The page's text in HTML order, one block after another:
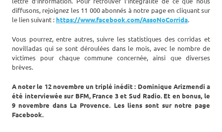
diffusons, rejoignez les 11 000 abonnés à notre page en cliquant sur
le lien suivant : https://www.facebook.com/AssoNoCorrida.
Vous pourrez, entre autres, suivre les statistiques des corridas et
novilladas qui se sont déroulées dans le mois, avec le nombre de
victimes pour chaque commune concernée, ainsi que diverses
brèves.
A noter le 12 novembre un triplé inédit : Dominique Arizmendi a
été interviewée sur BFM, France 3 et Sud Radio. Et en bonus, le
9 novembre dans La Provence. Les liens sont sur notre page
Facebook.